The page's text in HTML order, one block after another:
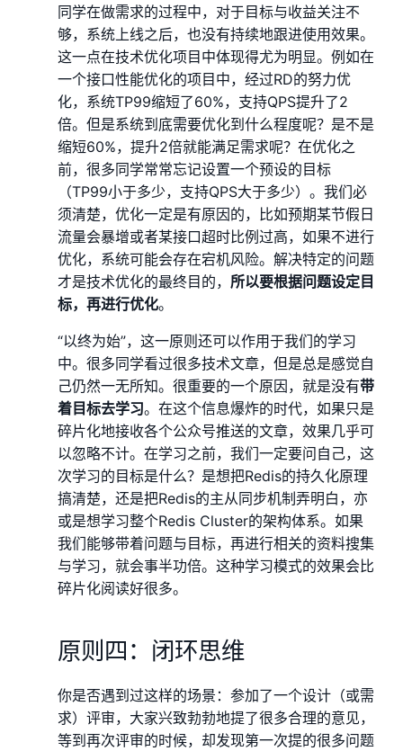
同学在做需求的过程中，对于目标与收益关注不
够，系统上线之后，也没有持续地跟进使用效果。
这一点在技术优化项目中体现得尤为明显。例如在
一个接口性能优化的项目中，经过RD的努力优
化，系统TP99缩短了60%，支持QPS提升了2
倍。但是系统到底需要优化到什么程度呢？是不是
缩短60%，提升2倍就能满足需求呢？在优化之
前，很多同学常常忘记设置一个预设的目标
（TP99小于多少，支持QPS大于多少）。我们必
须清楚，优化一定是有原因的，比如预期某节假日
流量会暴增或者某接口超时比例过高，如果不进行
优化，系统可能会存在宕机风险。解决特定的问题
才是技术优化的最终目的， 所以要根据问题设定目
标，再进行优化。
“以终为始”，这一原则还可以作用于我们的学习
中。很多同学看过很多技术文章，但是总是感觉自
己仍然一无所知。很重要的一个原因，就是没有带
着目标去学习。在这个信息爆炸的时代，如果只是
碎片化地接收各个公众号推送的文章，效果几乎可
以忽略不计。在学习之前，我们一定要问自己，这
次学习的目标是什么？是想把Redis的持久化原理
搞清楚，还是把Redis的主从同步机制弄明白，亦
或是想学习整个Redis Cluster的架构体系。如果
我们能够带着问题与目标，再进行相关的资料搜集
与学习，就会事半功倍。这种学习模式的效果会比
碎片化阅读好很多。
原则四：闭环思维
你是否遇到过这样的场景：参加了一个设计（或需
求）评审，大家兴致勃勃地提了很多合理的意见，
等到再次评审的时候，却发现第一次提的很多问题